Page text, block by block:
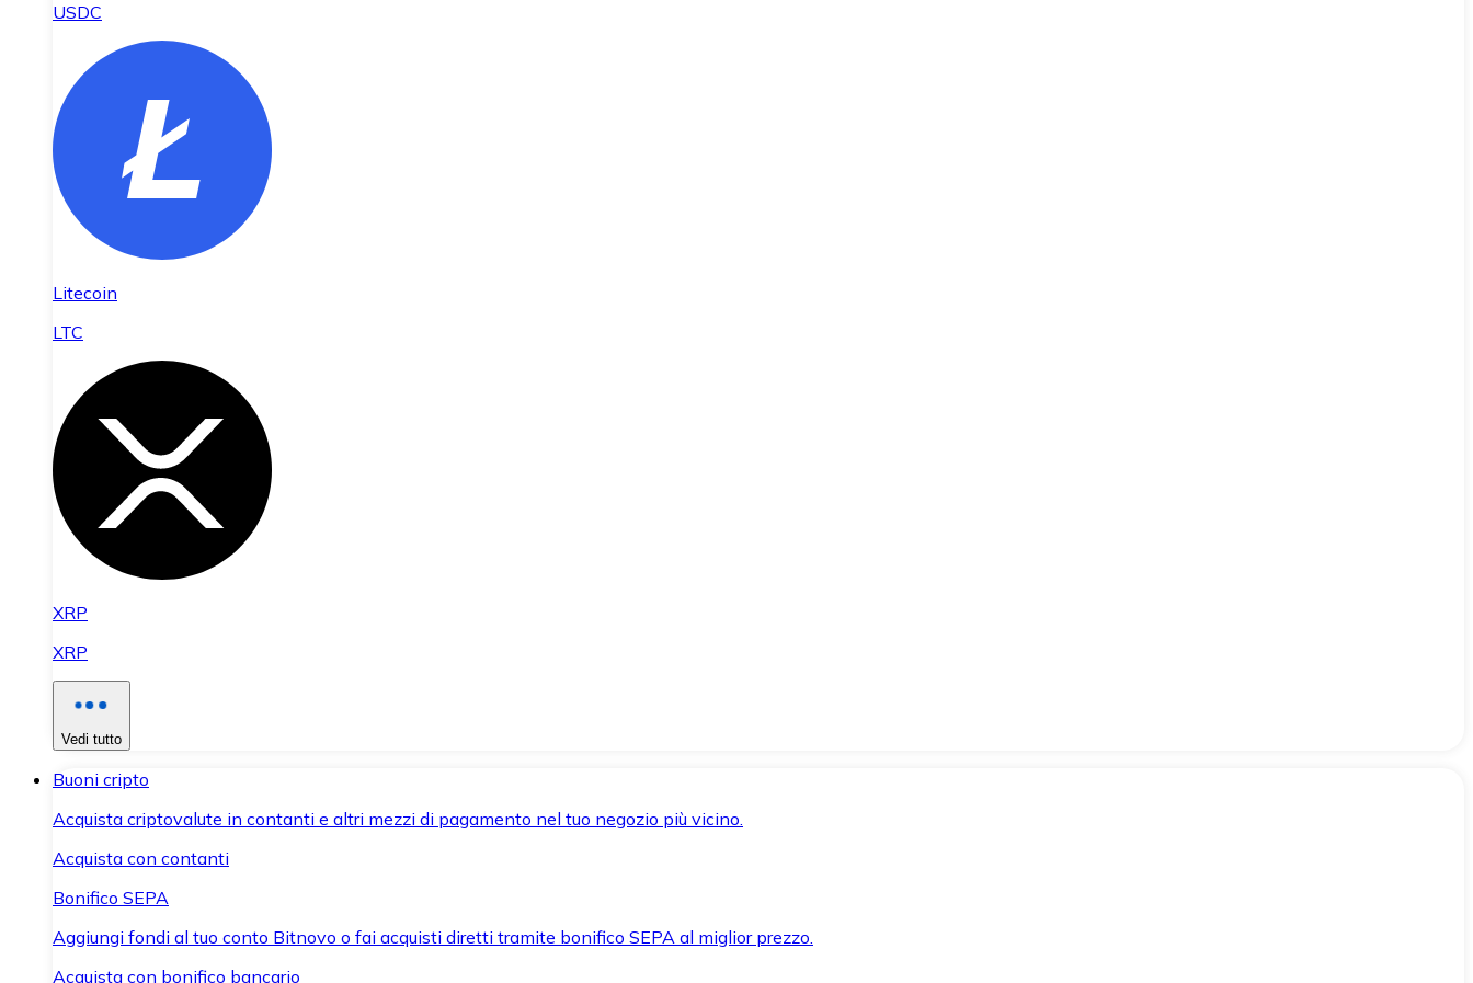
USDC
Litecoin
LTC
XRP
XRP
Vedi tutto
Buoni cripto
Acquista criptovalute in contanti e altri mezzi di pagamento nel tuo negozio più vicino.
Acquista con contanti
Bonifico SEPA
Aggiungi fondi al tuo conto Bitnovo o fai acquisti diretti tramite bonifico SEPA al miglior prezzo.
Acquista con bonifico bancario